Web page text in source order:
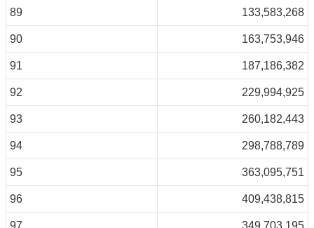
89 133,583,268
90 163,753,946
91 187,186,382
92 229,994,925
93 260,182,443
94 298,788,789
95 363,095,751
96 409,438,815
97 349,703,195